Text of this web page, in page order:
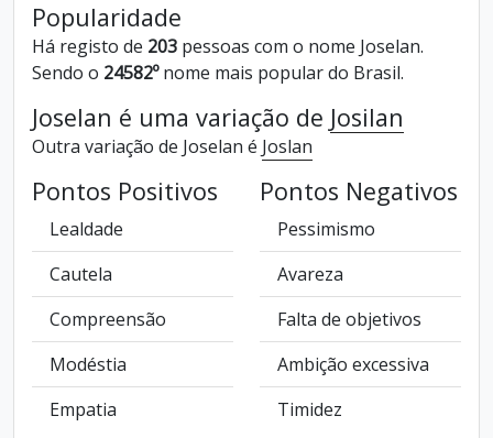
Popularidade
Há registo de 203 pessoas com o nome Joselan.
Sendo o 24582ºnome mais popular do Brasil.
Joselan é uma variação de Josilan
Outra variação de Joselan é Joslan
Pontos Positivos
Lealdade
Cautela
Compreensão
Modéstia
Empatia
Pontos Negativos
Pessimismo
Avareza
Falta de objetivos
Ambição excessiva
Timidez